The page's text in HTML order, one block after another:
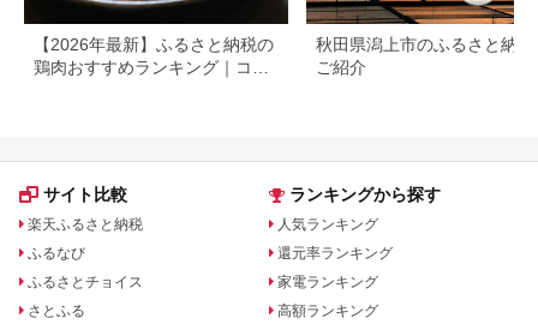
【2026年最新】ふるさと納税の
鶏肉おすすめランキング｜コス
秋田県潟上市のふるさと納税
ご紹介
サイト比較
楽天ふるさと納税
ふるなび
ふるさとチョイス
さとふる
ランキングから探す
人気ランキング
還元率ランキング
家電ランキング
高額ランキング